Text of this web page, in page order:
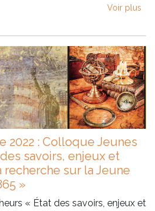
Voir plus
2022 : Colloque Jeunes
savoirs, enjeux et
sur la Jeune
»
« État des savoirs, enjeux et